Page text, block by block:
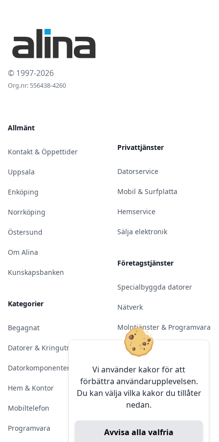
Vi använder kakor för att
förbättra användarupplevelsen.
Du kan välja vilka kakor du tillåter
nedan.
Avvisa alla valfria
© 1997-2026
Org.nr: 556438-4260
Allmänt
Kontakt & Öppettider
Uppsala
Enköping
Norrköping
Östersund
Om Alina
Kunskapsbanken
Kategorier
Begagnat
Datorer & Kringutrustning
Datorkomponenter
Hem & Kontor
Mobiltelefon
Programvara
Privattjänster
Datorservice
Mobil & Surfplatta
Hemservice
Sälja elektronik
Företagstjänster
Specialbyggda datorer
Nätverk
Molntjänster & Programvara
Server & Backup
Kameraövervakning
Konferens & Public Display
Sälja elektronik